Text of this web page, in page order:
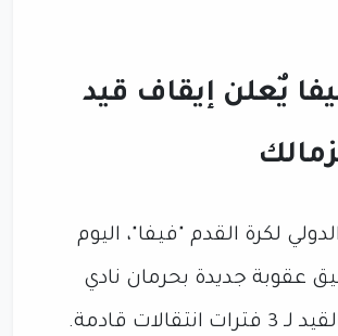
يٌعلن إيقاف قيد
لكرة القدم "فيفا"، اليوم
عقوبة جديدة بحرمان نادي
انتقالات قادمة.